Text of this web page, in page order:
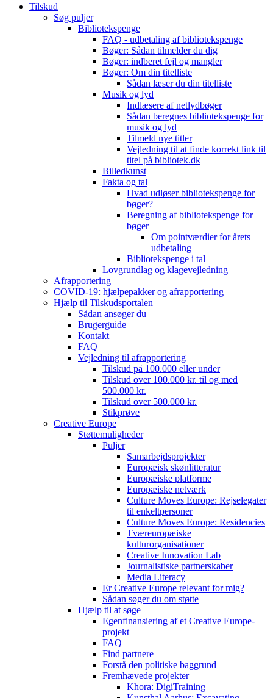
Tilskud
Søg puljer
Bibliotekspenge
FAQ - udbetaling af bibliotekspenge
Bøger: Sådan tilmelder du dig
Bøger: indberet fejl og mangler
Bøger: Om din titelliste
Sådan læser du din titelliste
Musik og lyd
Indlæsere af netlydbøger
Sådan beregnes bibliotekspenge for
musik og lyd
Tilmeld nye titler
Vejledning til at finde korrekt link til
titel på bibliotek.dk
Billedkunst
Fakta og tal
Hvad udløser bibliotekspenge for
bøger?
Beregning af bibliotekspenge for
bøger
Om pointværdier for årets
udbetaling
Bibliotekspenge i tal
Lovgrundlag og klagevejledning
Afrapportering
COVID-19: hjælpepakker og afrapportering
Hjælp til Tilskudsportalen
Sådan ansøger du
Brugerguide
Kontakt
FAQ
Vejledning til afrapportering
Tilskud på 100.000 eller under
Tilskud over 100.000 kr. til og med
500.000 kr.
Tilskud over 500.000 kr.
Stikprøve
Creative Europe
Støttemuligheder
Puljer
Samarbejdsprojekter
Europæisk skønlitteratur
Europæiske platforme
Europæiske netværk
Culture Moves Europe: Rejselegater
til enkeltpersoner
Culture Moves Europe: Residencies
Tværeuropæiske
kulturorganisationer
Creative Innovation Lab
Journalistiske partnerskaber
Media Literacy
Er Creative Europe relevant for mig?
Sådan søger du om støtte
Hjælp til at søge
Egenfinansiering af et Creative Europe-
projekt
FAQ
Find partnere
Forstå den politiske baggrund
Fremhævede projekter
Khora: DigiTraining